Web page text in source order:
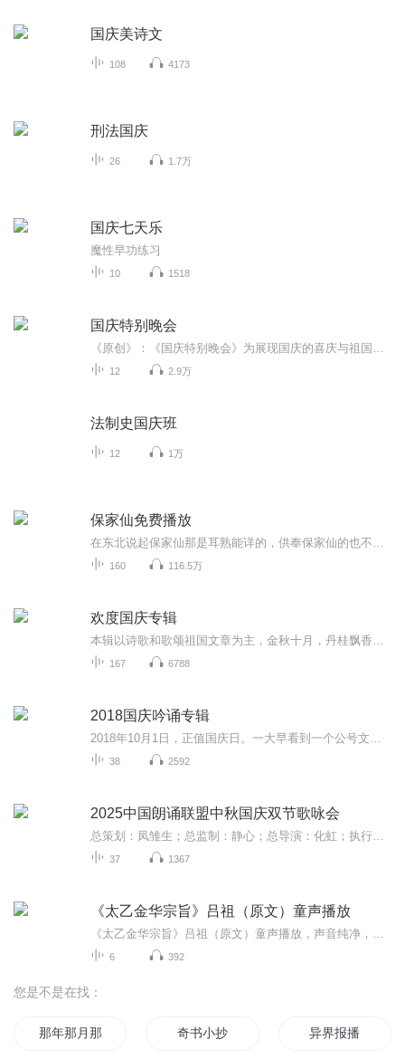
国庆美诗文
108 4173
刑法国庆
26 1.7万
国庆七天乐
魔性早功练习
10 1518
国庆特别晚会
12 2.9万
法制史国庆班
12 1万
保家仙免费播放
160 116.5万
欢度国庆专辑
167 6788
2018国庆吟诵专辑
38 2592
2025中国朗诵联盟中秋国庆双节歌咏会
37 1367
《太乙金华宗旨》吕祖（原文）童声播放
6 392
您是不是在找：
那年那月那时节 奇书小抄 异界报播